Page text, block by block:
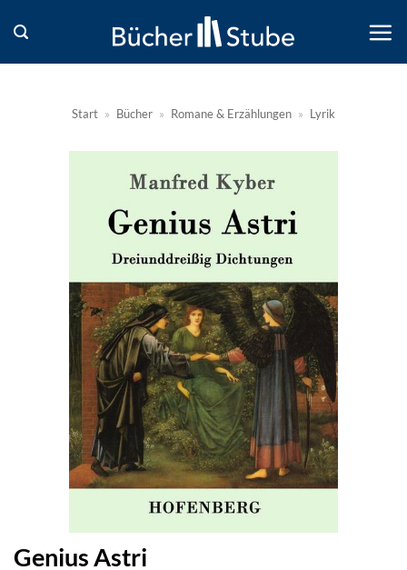
Inhalt
springen
Start » Bücher » Romane & Erzählungen » Lyrik
Genius Astri